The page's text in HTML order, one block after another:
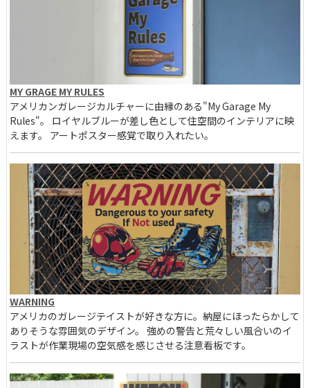
MY GRAGE MY RULES
アメリカンガレージカルチャーに由縁のある"My Garage My
Rules"。 ロイヤルブルーが差し色として住空間のインテリアに映
えます。 アートポスター感覚で取り入れたい。
WARNING
アメリカのガレージテイストが好きな方に。納屋にほったらかして
ありそうな雰囲気のデザイン。 強めの警告と荒々しい風合いのイ
ラストが作業現場の空気感を感じさせる注意看板です。